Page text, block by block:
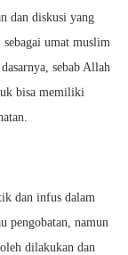
dan diskusi yang
sebagai umat muslim
sebab Allah
bisa memiliki
dan infus dalam
pengobatan, namun
dilakukan dan